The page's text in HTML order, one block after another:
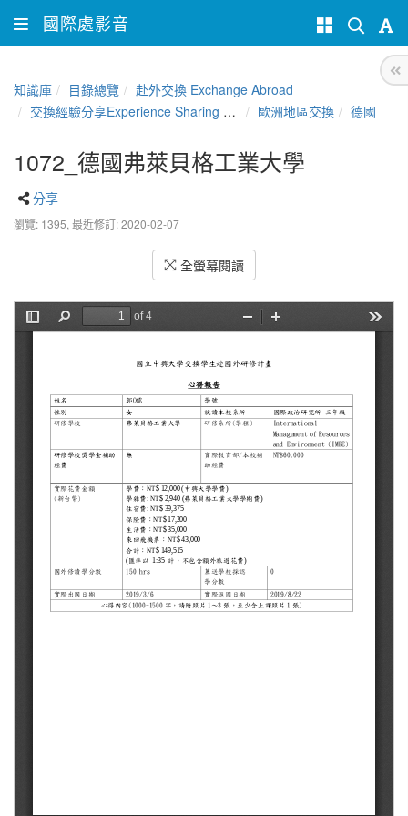
國際處影音
知識庫 目錄總覽
赴外交換 Exchange Abroad
交換經驗分享Experience Sharing of NCHU Exchange Program
歐洲地區交換 德國
1072_德國弗萊貝格工業大學
分享
瀏覽: 1395, 最近修訂: 2020-02-07
全螢幕閱讀